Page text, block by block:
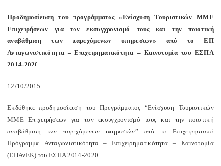
Προδημοσίευση του προγράμματος «Ενίσχυση Τουριστικών ΜΜΕ
Επιχειρήσεων για τον εκσυγχρονισμό τους και την ποιοτική
αναβάθμιση των παρεχόμενων υπηρεσιών» από το ΕΠ
Ανταγωνιστικότητα – Επιχειρηματικότητα – Καινοτομία του ΕΣΠΑ
2014-2020
12/10/2015
Εκδόθηκε προδημοσίευση του Προγράμματος “Ενίσχυση Τουριστικών
ΜΜΕ Επιχειρήσεων για τον εκσυγχρονισμό τους και την ποιοτική
αναβάθμιση των παρεχόμενων υπηρεσιών” από το Επιχειρησιακό
Πρόγραμμα Ανταγωνιστικότητα – Επιχειρηματικότητα – Καινοτομία
(ΕΠΑνΕΚ) του ΕΣΠΑ 2014-2020.